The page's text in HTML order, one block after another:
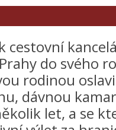
cestovní
do svého
rodinou
dávnou
let, a se